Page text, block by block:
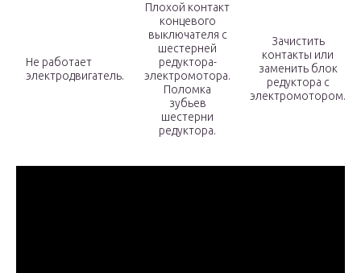
Не работает
электродвигатель.
Плохой контакт
концевого
выключателя с
шестерней
редуктора-
электромотора.
Поломка
зубьев
шестерни
редуктора.
Зачистить
контакты или
заменить блок
редуктора с
электромотором.